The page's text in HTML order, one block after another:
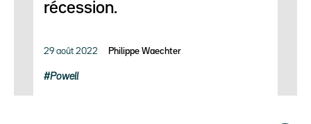
récession.
29 août 2022 Philippe Waechter
Powell